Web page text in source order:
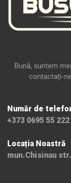
Bună, suntem
contactați-
Număr de
+373 0695 55 222
Locația Noastră
mun.Chisinau